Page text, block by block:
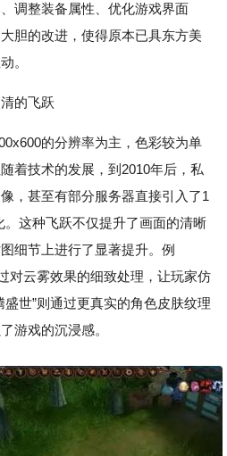
调整装备属性、优化游戏界面
胆的改进，使得原本已具东方美
。
的飞跃
的分辨率为主，色彩较为单
着技术的发展，到2010年后，私
，甚至有部分服务器直接引入了1
这种飞跃不仅提升了画面的清晰
细节上进行了显著提升。例
对云雾效果的细致处理，让玩家仿
世”则通过更真实的角色皮肤纹理
游戏的沉浸感。